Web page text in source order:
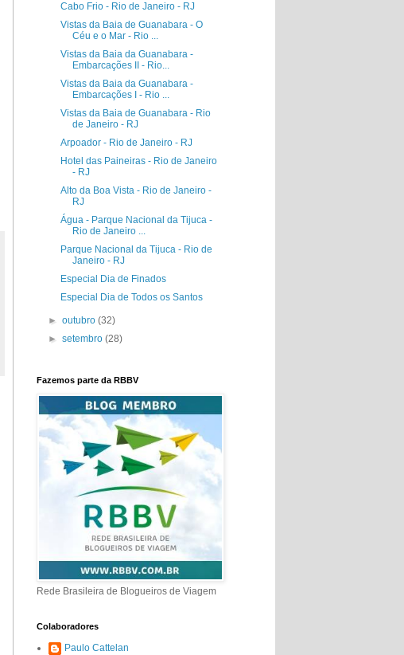
Cabo Frio - Rio de Janeiro - RJ
Vistas da Baia de Guanabara - O
Céu e o Mar - Rio ...
Vistas da Baia da Guanabara -
Embarcações II - Rio...
Vistas da Baia da Guanabara -
Embarcações I - Rio ...
Vistas da Baia de Guanabara - Rio
de Janeiro - RJ
Arpoador - Rio de Janeiro - RJ
Hotel das Paineiras - Rio de Janeiro
- RJ
Alto da Boa Vista - Rio de Janeiro -
RJ
Água - Parque Nacional da Tijuca -
Rio de Janeiro ...
Parque Nacional da Tijuca - Rio de
Janeiro - RJ
Especial Dia de Finados
Especial Dia de Todos os Santos
►outubro(32)
►setembro(28)
Fazemos parte da RBBV
Rede Brasileira de Blogueiros de Viagem
Colaboradores
Paulo Cattelan